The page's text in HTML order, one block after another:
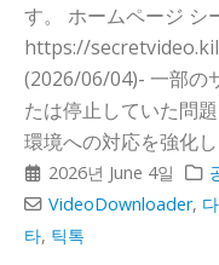
す。 ホームページ シ
https://
(2026/06/04)- 一部の
たは停止していた問
環境への対応を強化
2026년 June 4일
VideoDownloader,
타, 틱톡